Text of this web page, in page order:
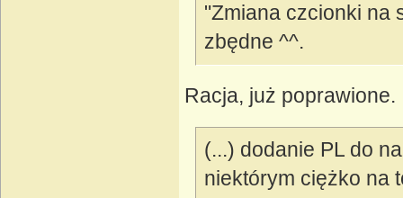
"Zmiana czcionki na
zbędne ^^.
Racja, już poprawione.
(...) dodanie PL do
niektórym ciężko na